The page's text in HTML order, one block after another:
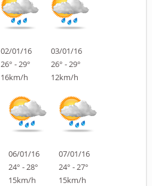
02/01/16
26° - 29°
16km/h
03/01/16
26° - 29°
12km/h
06/01/16
24° - 28°
15km/h
07/01/16
24° - 27°
15km/h